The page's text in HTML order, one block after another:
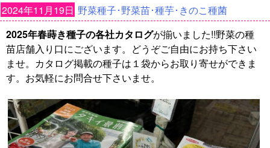
2024年11月19日 野菜種子･野菜苗･種芋･きのこ種菌
2025年春蒔き種子の各社カタログが揃いました!!野菜の種
苗店舗入り口にございます。どうぞご自由にお持ち下さい
ませ。カタログ掲載の種子は１袋からお取り寄せができま
す。お気軽にお問合せ下さいませ。